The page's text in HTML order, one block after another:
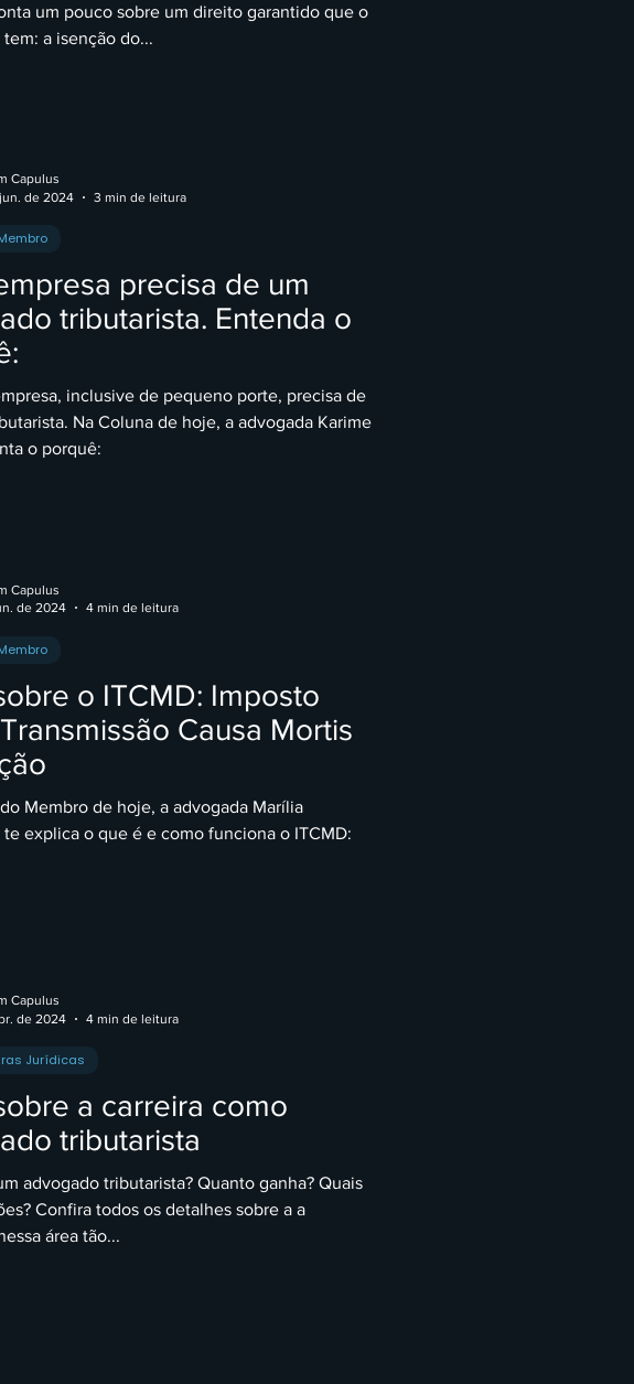
um pouco sobre um direito garantido que o
a isenção do...
precisa de um
tributarista. Entenda o
inclusive de pequeno porte, precisa de
Na Coluna de hoje, a advogada Karime
o porquê:
Capulus
de 2024
3 min de leitura
o ITCMD: Imposto
Causa Mortis
Membro de hoje, a advogada Marília
te explica o que é e como funciona o ITCMD:
Capulus
de 2024
4 min de leitura
a carreira como
tributarista
advogado tributarista? Quanto ganha? Quais
sobre a a
área tão...
Jurídicas
Capulus
de 2024
4 min de leitura